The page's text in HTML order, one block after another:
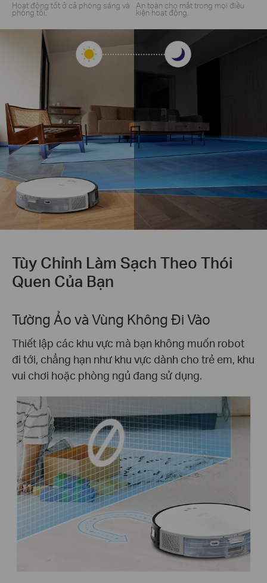
Hoạt động tốt ở cả phòng sáng và
phòng tối.
An toàn cho mắt trong mọi điều
kiện hoạt động.
Tùy Chỉnh Làm Sạch Theo Thói
Quen Của Bạn
Lịch Trình Cá Nhân
Bắt đầu dọn dẹp tự động khi bạn kết thúc bữa ăn,
đồng bộ hoạt động của robot với thói quen hàng
ngày của bạn.
Dọn dẹp sau bữa
ăn
Nhà bếp, 2 giờ chiều.
Dọn dẹp khi tôi rời
khỏi nhà
Cả Nhà, 9 giờ sáng.